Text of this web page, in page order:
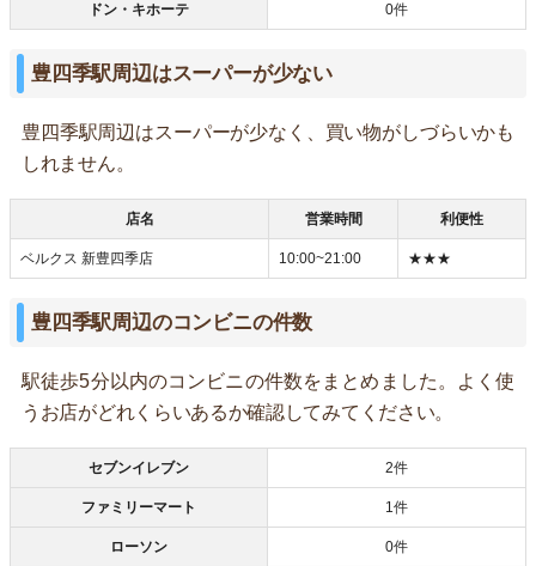
ドン・キホーテ 0件
豊四季駅周辺はスーパーが少ない
豊四季駅周辺はスーパーが少なく、買い物がしづらいかも
しれません。
店名 営業時間 利便性
ベルクス 新豊四季店 10:00~21:00 ★★★
豊四季駅周辺のコンビニの件数
駅徒歩5分以内のコンビニの件数をまとめました。よく使
うお店がどれくらいあるか確認してみてください。
セブンイレブン 2件
ファミリーマート 1件
ローソン 0件